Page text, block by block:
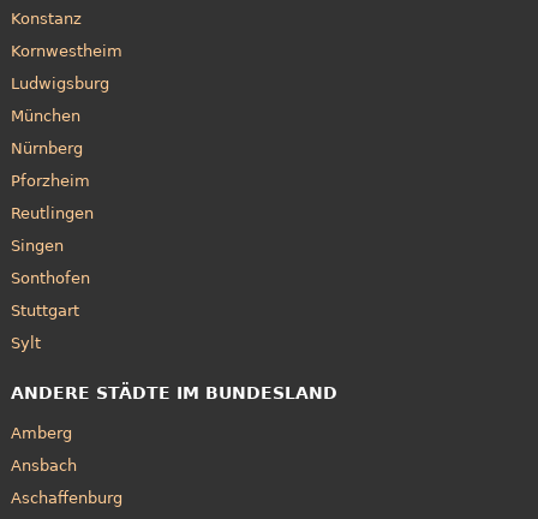
Konstanz
Kornwestheim
Ludwigsburg
München
Nürnberg
Pforzheim
Reutlingen
Singen
Sonthofen
Stuttgart
Sylt
ANDERE STÄDTE IM BUNDESLAND
Amberg
Ansbach
Aschaffenburg